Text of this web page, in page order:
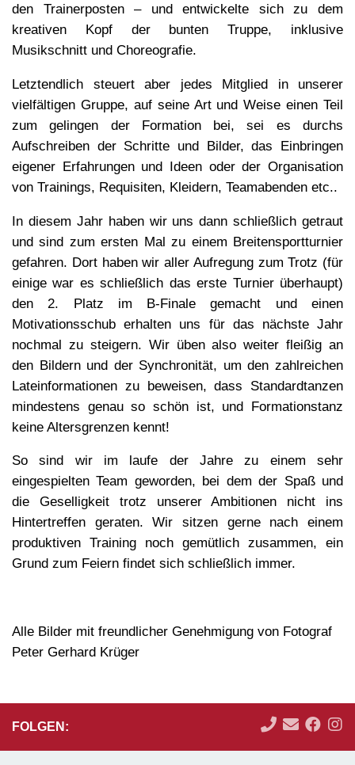
den Trainerposten – und entwickelte sich zu dem
kreativen Kopf der bunten Truppe, inklusive
Musikschnitt und Choreografie.
Letztendlich steuert aber jedes Mitglied in unserer
vielfältigen Gruppe, auf seine Art und Weise einen Teil
zum gelingen der Formation bei, sei es durchs
Aufschreiben der Schritte und Bilder, das Einbringen
eigener Erfahrungen und Ideen oder der Organisation
von Trainings, Requisiten, Kleidern, Teamabenden etc..
In diesem Jahr haben wir uns dann schließlich getraut
und sind zum ersten Mal zu einem Breitensportturnier
gefahren. Dort haben wir aller Aufregung zum Trotz (für
einige war es schließlich das erste Turnier überhaupt)
den 2. Platz im B-Finale gemacht und einen
Motivationsschub erhalten uns für das nächste Jahr
nochmal zu steigern. Wir üben also weiter fleißig an
den Bildern und der Synchronität, um den zahlreichen
Lateinformationen zu beweisen, dass Standardtanzen
mindestens genau so schön ist, und Formationstanz
keine Altersgrenzen kennt!
So sind wir im laufe der Jahre zu einem sehr
eingespielten Team geworden, bei dem der Spaß und
die Geselligkeit trotz unserer Ambitionen nicht ins
Hintertreffen geraten. Wir sitzen gerne nach einem
produktiven Training noch gemütlich zusammen, ein
Grund zum Feiern findet sich schließlich immer.
Alle Bilder mit freundlicher Genehmigung von Fotograf
Peter Gerhard Krüger
FOLGEN: